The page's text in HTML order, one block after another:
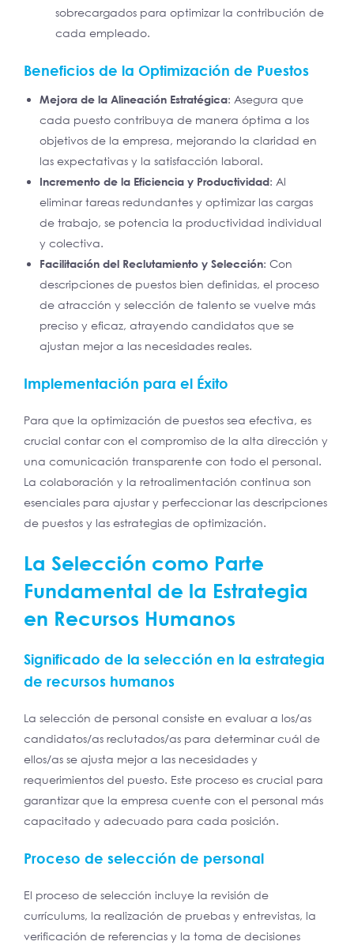
sobrecargados para optimizar la contribución de
cada empleado.
Beneficios de la Optimización de Puestos
Mejora de la Alineación Estratégica: Asegura que
cada puesto contribuya de manera óptima a los
objetivos de la empresa, mejorando la claridad en
las expectativas y la satisfacción laboral.
Incremento de la Eficiencia y Productividad: Al
eliminar tareas redundantes y optimizar las cargas
de trabajo, se potencia la productividad individual
y colectiva.
Facilitación del Reclutamiento y Selección: Con
descripciones de puestos bien definidas, el proceso
de atracción y selección de talento se vuelve más
preciso y eficaz, atrayendo candidatos que se
ajustan mejor a las necesidades reales.
Implementación para el Éxito
Para que la optimización de puestos sea efectiva, es
crucial contar con el compromiso de la alta dirección y
una comunicación transparente con todo el personal.
La colaboración y la retroalimentación continua son
esenciales para ajustar y perfeccionar las descripciones
de puestos y las estrategias de optimización.
La Selección como Parte
Fundamental de la Estrategia
en Recursos Humanos
Significado de la selección en la estrategia
de recursos humanos
La selección de personal consiste en evaluar a los/as
candidatos/as reclutados/as para determinar cuál de
ellos/as se ajusta mejor a las necesidades y
requerimientos del puesto. Este proceso es crucial para
garantizar que la empresa cuente con el personal más
capacitado y adecuado para cada posición.
Proceso de selección de personal
El proceso de selección incluye la revisión de
currículums, la realización de pruebas y entrevistas, la
verificación de referencias y la toma de decisiones